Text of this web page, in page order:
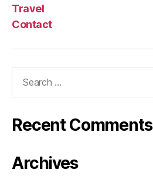
Travel
Contact
Recent Comments
Archives